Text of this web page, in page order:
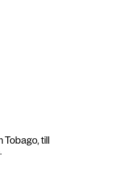
Tobago, till